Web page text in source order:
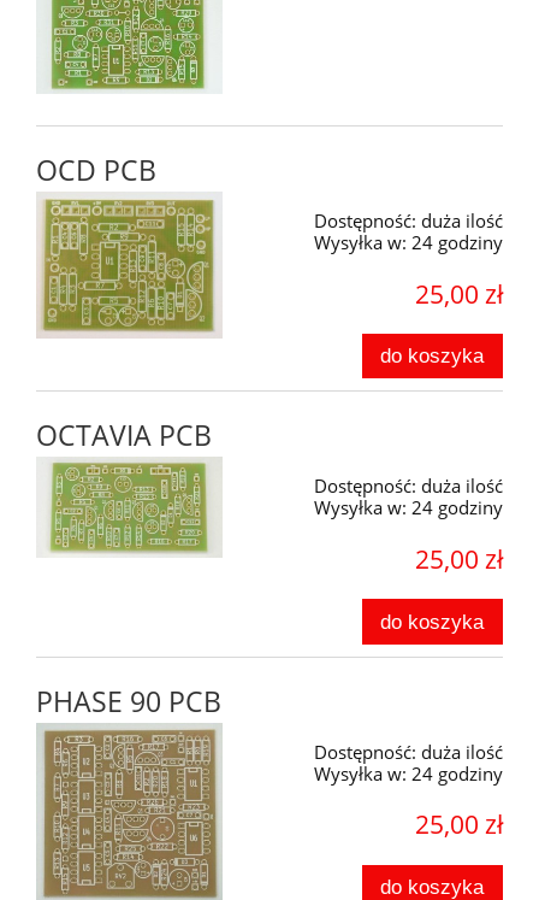
OCD PCB
Dostępność: duża ilość
Wysyłka w: 24 godziny
25,00 zł
do koszyka
OCTAVIA PCB
Dostępność: duża ilość
Wysyłka w: 24 godziny
25,00 zł
do koszyka
PHASE 90 PCB
Dostępność: duża ilość
Wysyłka w: 24 godziny
25,00 zł
do koszyka